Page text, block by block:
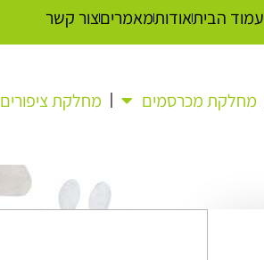
עמוד הביתאודותמאמריםצור קשר
מחלקת מכרסמים מחלקת ציפורים